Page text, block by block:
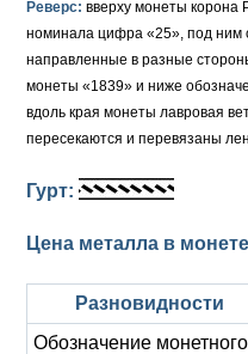
Медь
Для Речи Посполитой
Реверс: вверху монеты корона
номинала цифра «25», под ним
направленные в разные
монеты «1839» и ниже
вдоль края монеты лавровая
пересекаются и перевязаны
Гурт:
Цена металла в
Разновидности
Обозначение монетного